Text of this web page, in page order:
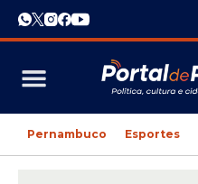
Pernambuco Esportes